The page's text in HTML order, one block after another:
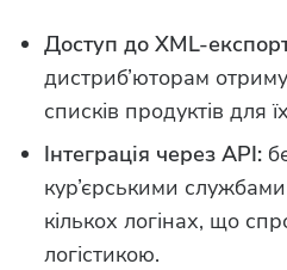
Доступ до XML-
дистриб’юторам
списків продуктів для
Інтеграція через API:
кур’єрськими
кількох логінах, що
логістикою.